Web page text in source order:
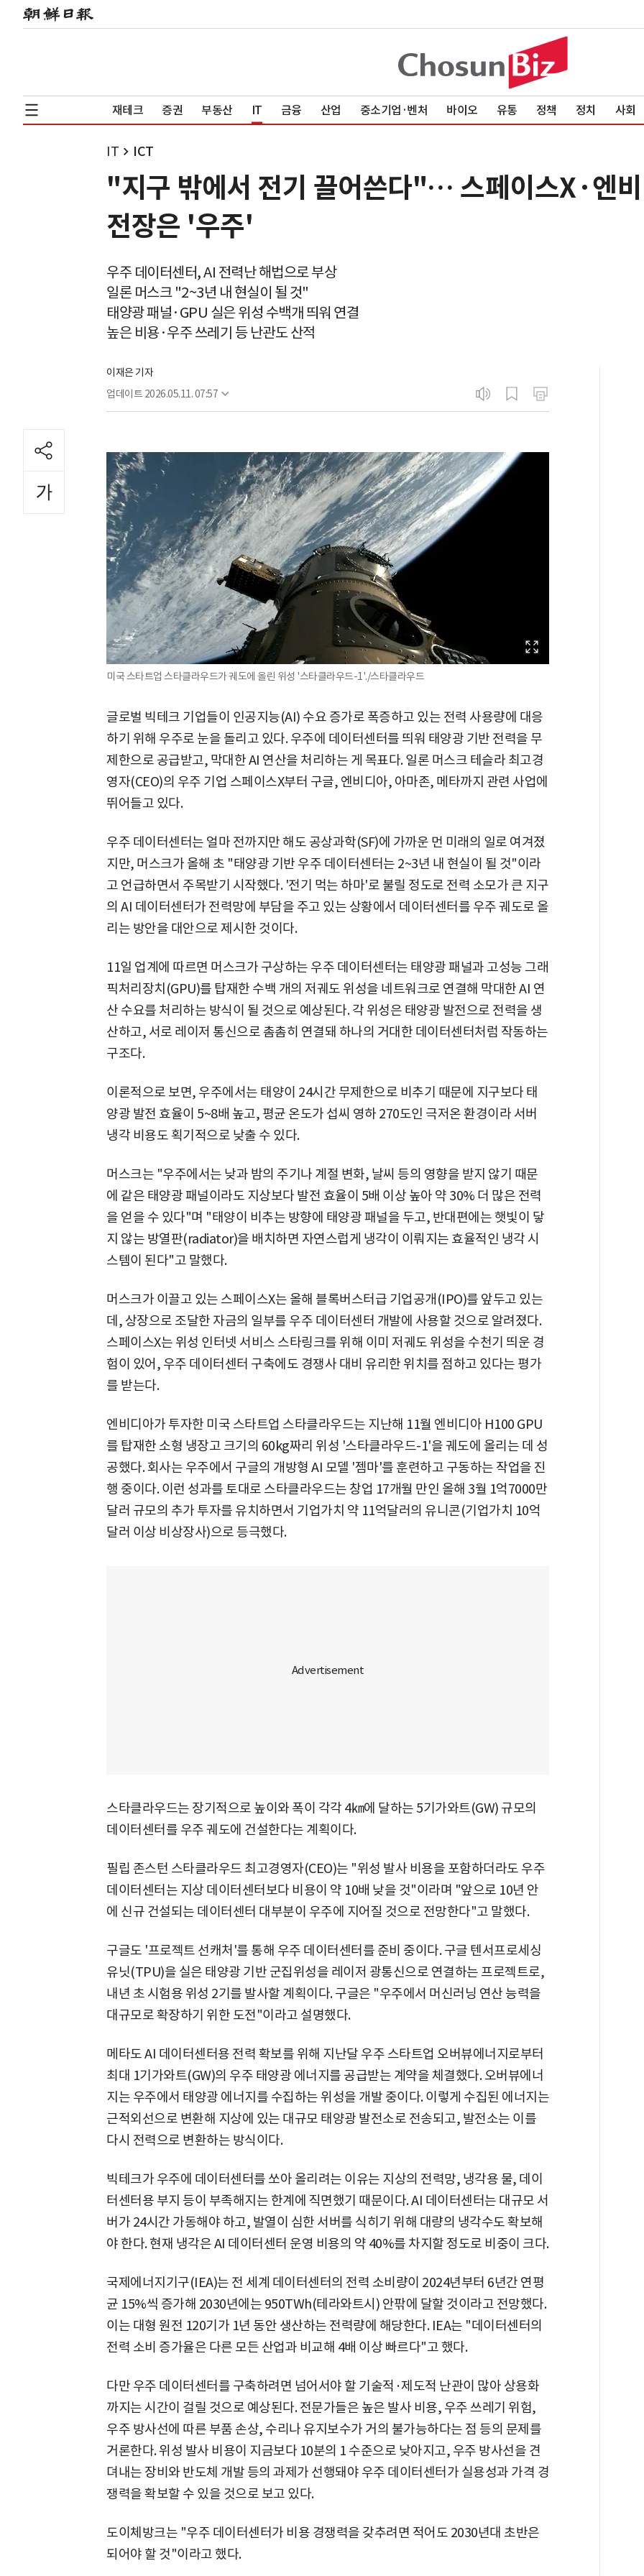
재테크 증권 부동산 IT 금융 산업 중소기업·벤처 바이오 유통 정책 정치 사회
IT ICT
"지구 밖에서 전기 끌어쓴다"… 스페이스X·엔
전장은 '우주'
우주 데이터센터, AI 전력난 해법으로 부상
일론 머스크 "2~3년 내 현실이 될 것"
태양광 패널·GPU 실은 위성 수백개 띄워 연결
높은 비용·우주 쓰레기 등 난관도 산적
이재은 기자
업데이트 2026.05.11. 07:57
미국 스타트업 스타클라우드가 궤도에 올린 위성 '스타클라우드-1'./스타클라우드
글로벌 빅테크 기업들이 인공지능(AI) 수요 증가로 폭증하고 있는 전력 사용량에 대응
하기 위해 우주로 눈을 돌리고 있다. 우주에 데이터센터를 띄워 태양광 기반 전력을 무
제한으로 공급받고, 막대한 AI 연산을 처리하는 게 목표다. 일론 머스크 테슬라 최고경
영자(CEO)의 우주 기업 스페이스X부터 구글, 엔비디아, 아마존, 메타까지 관련 사업에
뛰어들고 있다.
우주 데이터센터는 얼마 전까지만 해도 공상과학(SF)에 가까운 먼 미래의 일로 여겨졌
지만, 머스크가 올해 초 "태양광 기반 우주 데이터센터는 2~3년 내 현실이 될 것"이라
고 언급하면서 주목받기 시작했다. '전기 먹는 하마'로 불릴 정도로 전력 소모가 큰 지구
의 AI 데이터센터가 전력망에 부담을 주고 있는 상황에서 데이터센터를 우주 궤도로 올
리는 방안을 대안으로 제시한 것이다.
11일 업계에 따르면 머스크가 구상하는 우주 데이터센터는 태양광 패널과 고성능 그래
픽처리장치(GPU)를 탑재한 수백 개의 저궤도 위성을 네트워크로 연결해 막대한 AI 연
산 수요를 처리하는 방식이 될 것으로 예상된다. 각 위성은 태양광 발전으로 전력을 생
산하고, 서로 레이저 통신으로 촘촘히 연결돼 하나의 거대한 데이터센터처럼 작동하는
구조다.
이론적으로 보면, 우주에서는 태양이 24시간 무제한으로 비추기 때문에 지구보다 태
양광 발전 효율이 5~8배 높고, 평균 온도가 섭씨 영하 270도인 극저온 환경이라 서버
냉각 비용도 획기적으로 낮출 수 있다.
머스크는 "우주에서는 낮과 밤의 주기나 계절 변화, 날씨 등의 영향을 받지 않기 때문
에 같은 태양광 패널이라도 지상보다 발전 효율이 5배 이상 높아 약 30% 더 많은 전력
을 얻을 수 있다"며 "태양이 비추는 방향에 태양광 패널을 두고, 반대편에는 햇빛이 닿
지 않는 방열판(radiator)을 배치하면 자연스럽게 냉각이 이뤄지는 효율적인 냉각 시
스템이 된다"고 말했다.
머스크가 이끌고 있는 스페이스X는 올해 블록버스터급 기업공개(IPO)를 앞두고 있는
데, 상장으로 조달한 자금의 일부를 우주 데이터센터 개발에 사용할 것으로 알려졌다.
스페이스X는 위성 인터넷 서비스 스타링크를 위해 이미 저궤도 위성을 수천기 띄운 경
험이 있어, 우주 데이터센터 구축에도 경쟁사 대비 유리한 위치를 점하고 있다는 평가
를 받는다.
엔비디아가 투자한 미국 스타트업 스타클라우드는 지난해 11월 엔비디아 H100 GPU
를 탑재한 소형 냉장고 크기의 60kg짜리 위성 '스타클라우드-1'을 궤도에 올리는 데 성
공했다. 회사는 우주에서 구글의 개방형 AI 모델 '젬마'를 훈련하고 구동하는 작업을 진
행 중이다. 이런 성과를 토대로 스타클라우드는 창업 17개월 만인 올해 3월 1억7000만
달러 규모의 추가 투자를 유치하면서 기업가치 약 11억달러의 유니콘(기업가치 10억
달러 이상 비상장사)으로 등극했다.
스타클라우드는 장기적으로 높이와 폭이 각각 4㎞에 달하는 5기가와트(GW) 규모의
데이터센터를 우주 궤도에 건설한다는 계획이다.
필립 존스턴 스타클라우드 최고경영자(CEO)는 "위성 발사 비용을 포함하더라도 우주
데이터센터는 지상 데이터센터보다 비용이 약 10배 낮을 것"이라며 "앞으로 10년 안
에 신규 건설되는 데이터센터 대부분이 우주에 지어질 것으로 전망한다"고 말했다.
구글도 '프로젝트 선캐처'를 통해 우주 데이터센터를 준비 중이다. 구글 텐서프로세싱
유닛(TPU)을 실은 태양광 기반 군집위성을 레이저 광통신으로 연결하는 프로젝트로,
내년 초 시험용 위성 2기를 발사할 계획이다. 구글은 "우주에서 머신러닝 연산 능력을
대규모로 확장하기 위한 도전"이라고 설명했다.
메타도 AI 데이터센터용 전력 확보를 위해 지난달 우주 스타트업 오버뷰에너지로부터
최대 1기가와트(GW)의 우주 태양광 에너지를 공급받는 계약을 체결했다. 오버뷰에너
지는 우주에서 태양광 에너지를 수집하는 위성을 개발 중이다. 이렇게 수집된 에너지는
근적외선으로 변환해 지상에 있는 대규모 태양광 발전소로 전송되고, 발전소는 이를
다시 전력으로 변환하는 방식이다.
빅테크가 우주에 데이터센터를 쏘아 올리려는 이유는 지상의 전력망, 냉각용 물, 데이
터센터용 부지 등이 부족해지는 한계에 직면했기 때문이다. AI 데이터센터는 대규모 서
버가 24시간 가동해야 하고, 발열이 심한 서버를 식히기 위해 대량의 냉각수도 확보해
야 한다. 현재 냉각은 AI 데이터센터 운영 비용의 약 40%를 차지할 정도로 비중이 크다.
국제에너지기구(IEA)는 전 세계 데이터센터의 전력 소비량이 2024년부터 6년간 연평
균 15%씩 증가해 2030년에는 950TWh(테라와트시) 안팎에 달할 것이라고 전망했다.
이는 대형 원전 120기가 1년 동안 생산하는 전력량에 해당한다. IEA는 "데이터센터의
전력 소비 증가율은 다른 모든 산업과 비교해 4배 이상 빠르다"고 했다.
다만 우주 데이터센터를 구축하려면 넘어서야 할 기술적·제도적 난관이 많아 상용화
까지는 시간이 걸릴 것으로 예상된다. 전문가들은 높은 발사 비용, 우주 쓰레기 위험,
우주 방사선에 따른 부품 손상, 수리나 유지보수가 거의 불가능하다는 점 등의 문제를
거론한다. 위성 발사 비용이 지금보다 10분의 1 수준으로 낮아지고, 우주 방사선을 견
뎌내는 장비와 반도체 개발 등의 과제가 선행돼야 우주 데이터센터가 실용성과 가격 경
쟁력을 확보할 수 있을 것으로 보고 있다.
도이체방크는 "우주 데이터센터가 비용 경쟁력을 갖추려면 적어도 2030년대 초반은
되어야 할 것"이라고 했다.